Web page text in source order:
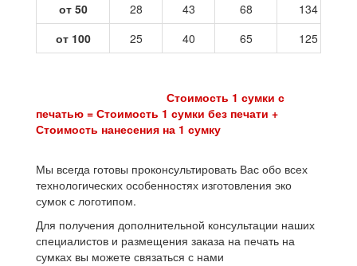
от 50
28 43 68
134
от 100
25 40 65 125
Стоимость 1 сумки с
печатью = Стоимость 1 сумки без печати +
Стоимость нанесения на 1 сумку
Мы всегда готовы проконсультировать Вас обо всех
технологических особенностях изготовления эко
сумок с логотипом.
Для получения дополнительной консультации наших
специалистов и размещения заказа на печать на
сумках вы можете связаться с нами